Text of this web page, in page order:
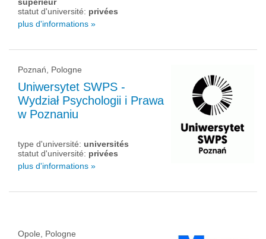
statut d'université: privées
plus d'informations »
Poznań, Pologne
Uniwersytet SWPS -
Wydział Psychologii i Prawa
w Poznaniu
type d'université: universités
statut d'université: privées
plus d'informations »
Opole, Pologne